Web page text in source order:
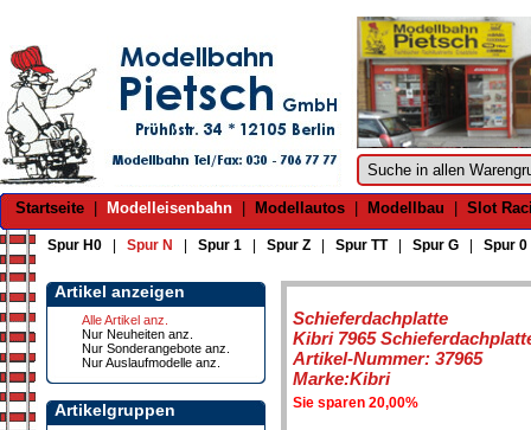
Startseite Modelleisenbahn Modellautos Modellbau Slot
Spur H0 Spur N Spur 1 Spur Z Spur TT| Spur G Spur 0
Artikel anzeigen
Alle Artikel anz.
Nur Neuheiten anz.
Nur Sonderangebote anz.
Nur Auslaufmodelle anz.
Artikelgruppen
Schieferdachplatte
Kibri 7965
Artikel-Nummer: 37965
Marke:Kibri
Sie sparen 20,00%